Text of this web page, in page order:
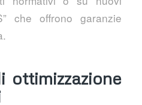
che offrono garanzie
ottimizzazione